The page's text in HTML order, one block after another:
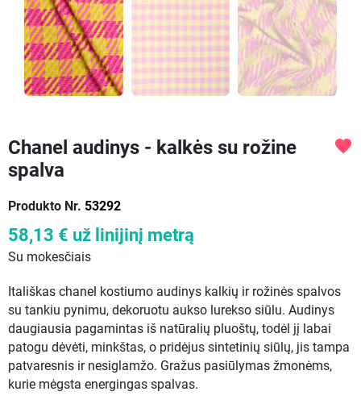
Chanel audinys - kalkės su rožine
spalva
Produkto Nr. 53292
favorite
58,13 € už linijinį metrą
Su mokesčiais
Itališkas chanel kostiumo audinys kalkių ir rožinės spalvos
su tankiu pynimu, dekoruotu aukso lurekso siūlu. Audinys
daugiausia pagamintas iš natūralių pluoštų, todėl jį labai
patogu dėvėti, minkštas, o pridėjus sintetinių siūlų, jis tampa
patvaresnis ir nesiglamžo. Gražus pasiūlymas žmonėms,
kurie mėgsta energingas spalvas.